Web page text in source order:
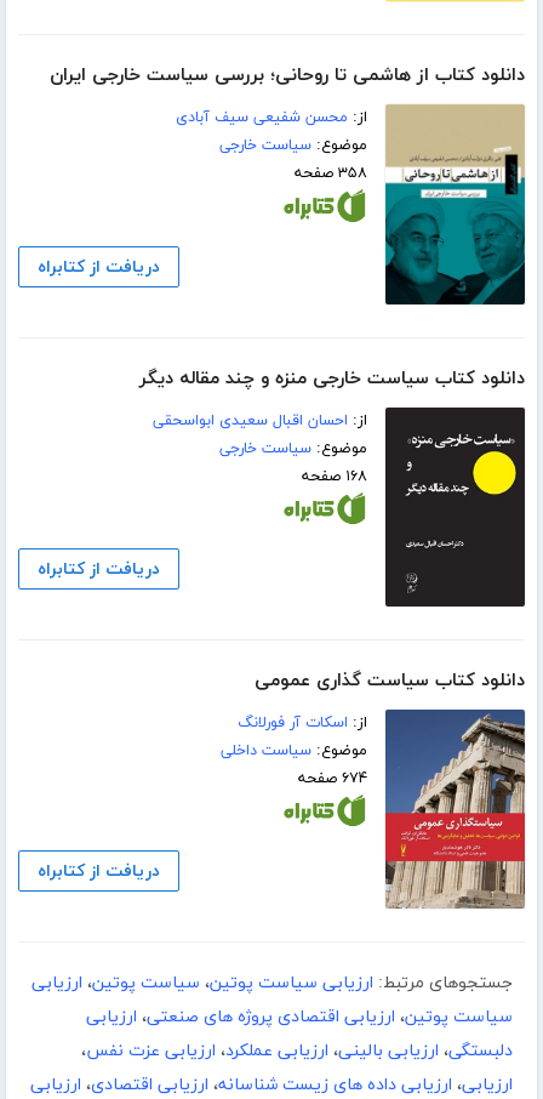
دانلود کتاب از هاشمی تا روحانی؛ بررسی سیاست خارجی ایران
از: محسن شفیعی سیف آبادی
موضوع:سیاست خارجی
۳۵۸ صفحه
دریافت از کتابراه
دانلود کتاب سیاست خارجی منزه و چند مقاله دیگر
از: احسان اقبال سعیدی ابواسحقی
موضوع:سیاست خارجی
۱۶۸ صفحه
دریافت از کتابراه
دانلود کتاب سیاست گذاری عمومی
از: اسکات آر فورلانگ
موضوع:سیاست داخلی
۶۷۴ صفحه
دریافت از کتابراه
جستجوهای مرتبط: ارزیابی سیاست پوتین، سیاست پوتین، ارزیابی
سیاست پوتین، ارزیابی اقتصادی پروژه های صنعتی، ارزیابی
دلبستگی، ارزیابی بالینی، ارزیابی عملکرد، ارزیابی عزت نفس،
ارزیابی، ارزیابی داده های زیست شناسانه، ارزیابی اقتصادی، ارزیابی